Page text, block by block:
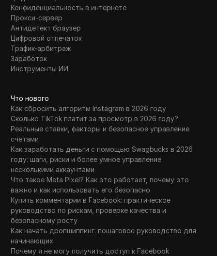
Конфиденциальность в интернете
Прокси-сервер
Антидетект браузер
Цифровой отпечаток
Трафик-арбитраж
Заработок
Инструменты ИИ
Что нового
Как сбросить алгоритм Instagram в 2026 году
Сколько TikTok платит за просмотр в 2026 году?
Реальные ставки, факторы и безопасное управление
счетами
Как заработать деньги с помощью Swagbucks в 2026
году: шаги, риски и более умное управление
несколькими аккаунтами
Что такое Meta Pixel? Как это работает, почему это
важно и как использовать его безопасно
Купить комментарии в Facebook: практическое
руководство по рискам, проверке качества и
безопасному росту
Как начать дропшиппинг: пошаговое руководство для
начинающих
Почему я не могу получить доступ к Facebook